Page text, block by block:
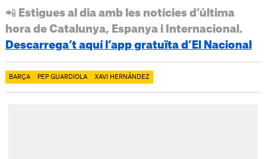
📲 Estigues al dia amb les notícies d’última
hora de Catalunya, Espanya i Internacional.
Descarrega’t aquí l’app gratuïta d’El Nacional
BARÇA PEP GUARDIOLA XAVI HERNÁNDEZ